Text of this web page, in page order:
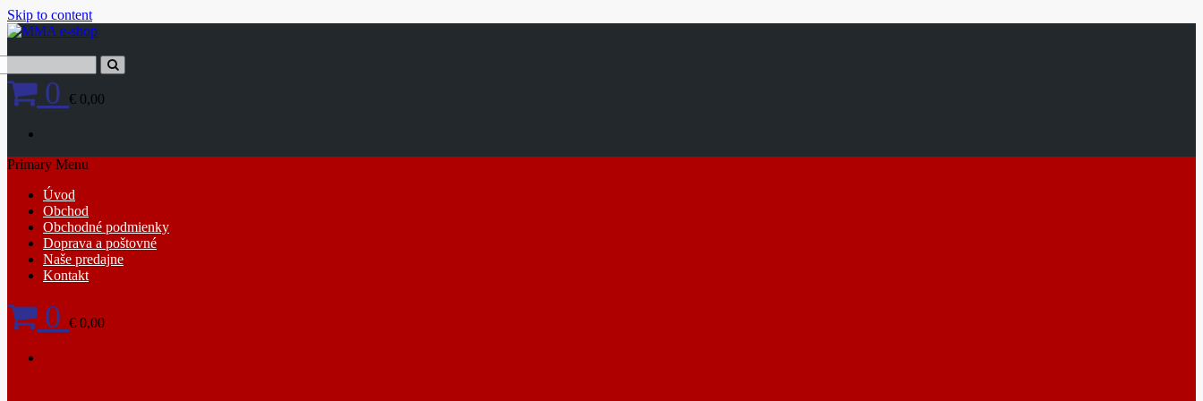
Skip to content
0 € 0,00
Primary Menu
Úvod
Obchod
Obchodné podmienky
Doprava a poštovné
Naše predajne
Kontakt
0 € 0,00